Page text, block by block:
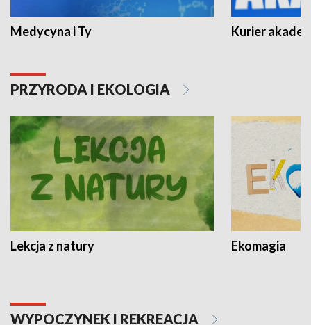
Medycyna i Ty Kurier
PRZYRODA I EKOLOGIA
Lekcja z natury Ekomagia
WYPOCZYNEK I REKREACJA